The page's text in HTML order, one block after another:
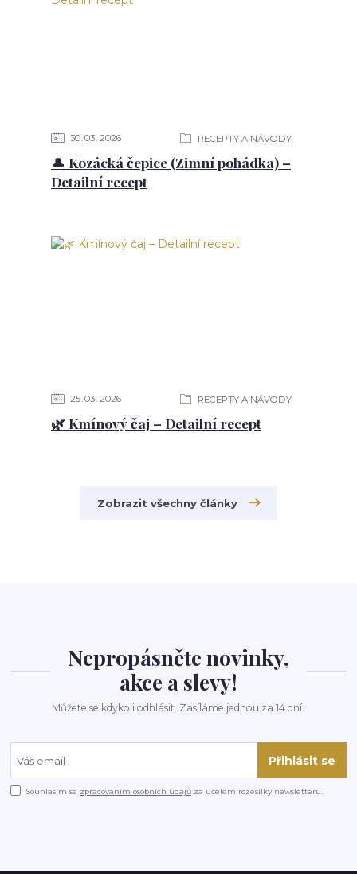
30 03 2026 RECEPTY A NÁVODY
🎩 Kozácká čepice (Zimní pohádka) –
Detailní recept
25 03 2026 RECEPTY A NÁVODY
🌿 Kmínový čaj – Detailní recept
Zobrazit všechny články
Nepropásněte novinky,
akce a slevy!
Můžete se kdykoli odhlásit. Zasíláme jednou za 14 dní.
Přihlásit se
Souhlasím se zpracováním osobních údajů za účelem rozesílky newsletteru.